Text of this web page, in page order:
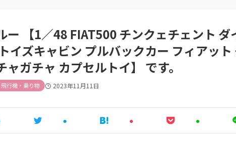
ー 【1／48 FIAT500 チンクェチェント ダ
イズキャビン プルバックカー フィアッ
ャガチャ カプセルトイ】 です。
行機・乗り物 2023年11月11日